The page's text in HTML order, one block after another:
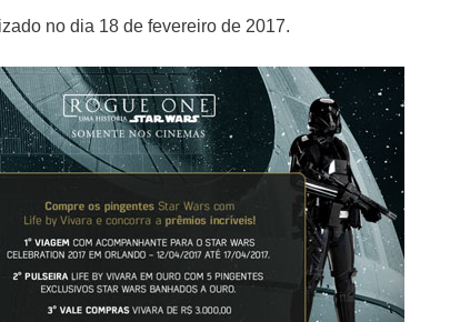
no dia 18 de fevereiro de 2017.